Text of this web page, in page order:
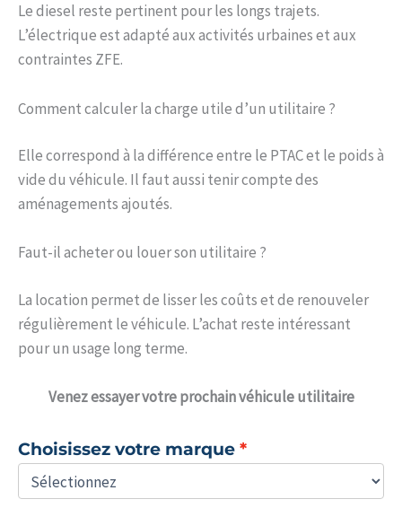
Le diesel reste pertinent pour les longs trajets.
L’électrique est adapté aux activités urbaines et aux
contraintes ZFE.
Comment calculer la charge utile d’un utilitaire ?
Elle correspond à la différence entre le PTAC et le poids à
vide du véhicule. Il faut aussi tenir compte des
aménagements ajoutés.
Faut-il acheter ou louer son utilitaire ?
La location permet de lisser les coûts et de renouveler
régulièrement le véhicule. L’achat reste intéressant
pour un usage long terme.
Venezessayer votre prochain véhicule utilitaire
Choisissez votre marque